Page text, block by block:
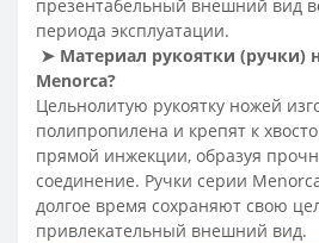
презентабельный внешний вид
периода эксплуатации.
➤ Материал рукоятки (ручки)
Menorca?
Цельнолитую рукоятку ножей
полипропилена и крепят к
прямой инжекции, образуя
соединение. Ручки серии
долгое время сохраняют свою
привлекательный внешний вид.